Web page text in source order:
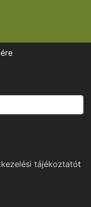
tájékoztatót